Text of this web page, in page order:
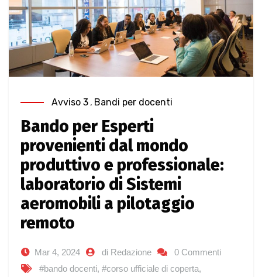
Avviso 3 , Bandi per docenti
Bando per Esperti
provenienti dal mondo
produttivo e professionale:
laboratorio di Sistemi
aeromobili a pilotaggio
remoto
Mar 4, 2024 di Redazione
0 Commenti
#bando docenti, #corso ufficiale di coperta,